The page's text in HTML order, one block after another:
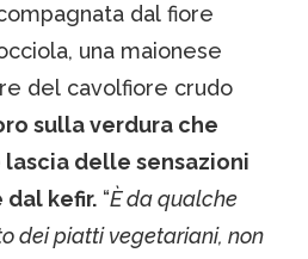
dal fiore
una maionese
del cavolfiore crudo
sulla verdura che
delle sensazioni
kefir. “È da qualche
dei piatti vegetariani, non